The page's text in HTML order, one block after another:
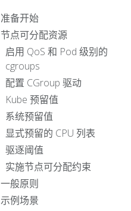
准备开始
节点可分配资源
启用 QoS 和 Pod 级别的
cgroups
配置 CGroup 驱动
Kube 预留值
系统预留值
显式预留的 CPU 列表
驱逐阈值
实施节点可分配约束
一般原则
示例场景